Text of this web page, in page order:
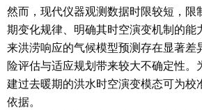
然而，现代仪器观测数据时限较短，限
期变化规律、明确其时空演变机制的能
来洪涝响应的气候模型预测存在显著差
险评估与适应规划带来较大不确定性。
建过去暖期的洪水时空演变模态可为校
依据。